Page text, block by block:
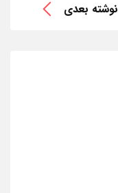
نوشته بعدی